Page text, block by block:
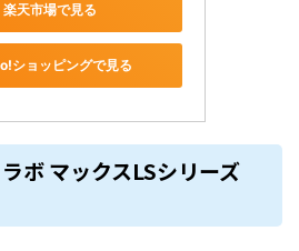
楽天市場で見る
ショッピングで見る
ボ マックスLSシリーズ